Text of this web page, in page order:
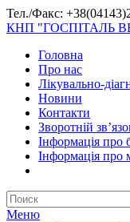
Тел./Факс:
КНП "ГОСПІТАЛЬ
Головна
Про нас
Лікувально-
Новини
Контакти
Зворотній
Інформація про
Інформація про
Меню